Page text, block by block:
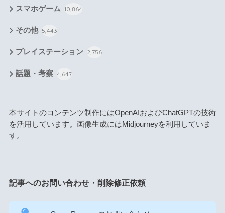
スマホゲーム 10,864
その他 5,443
プレイステーション 2,756
話題・考察 4,647
本サイトのコンテンツ制作にはOpenAIおよびChatGPTの技術
を活用しています。画像生成にはMidjourneyを利用していま
す。
記事へのお問い合わせ・削除修正依頼